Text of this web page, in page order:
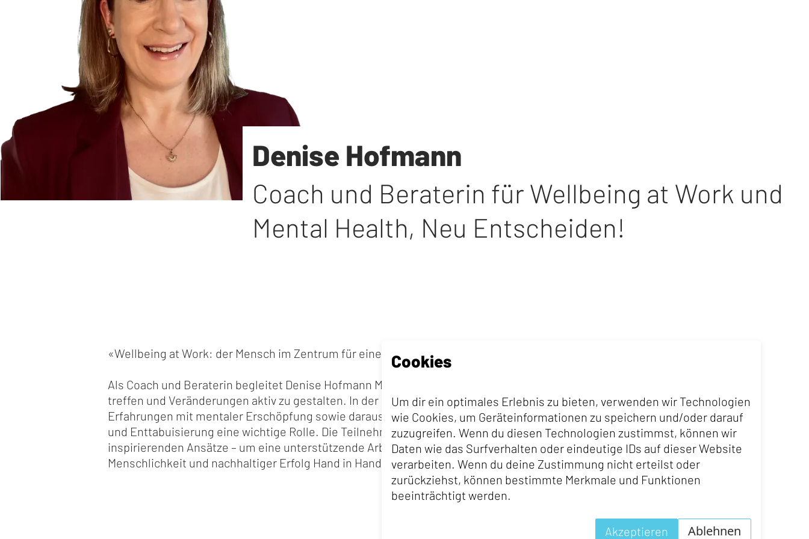
Denise Hofmann
Coach und Beraterin für Wellbeing at Work und
Mental Health, Neu Entscheiden!
«Wellbeing at Work: der Mensch im Zentrum für eine gesunde und nachhaltige Firmenkultur»
Als Coach und Beraterin begleitet Denise Hofmann Menschen und Unternehmen dabei, neue Entscheidungen zu
treffen und Veränderungen aktiv zu gestalten. In der Deep Dive Session der Helsana teilt sie ihre persönlichen
Erfahrungen mit mentaler Erschöpfung sowie daraus gewonnene Erkenntnisse. Dabei spielen Sensibilisierung
und Enttabuisierung eine wichtige Rolle. Die Teilnehmenden erhalten neue Perspektiven, Impulse und
inspirierenden Ansätze – um eine unterstützende Arbeitsumgebung zu schaffen, in der Gesundheit,
Menschlichkeit und nachhaltiger Erfolg Hand in Hand gehen.
Cookies
Um dir ein optimales Erlebnis zu bieten, verwenden wir Technologien
wie Cookies, um Geräteinformationen zu speichern und/oder darauf
zuzugreifen. Wenn du diesen Technologien zustimmst, können wir
Daten wie das Surfverhalten oder eindeutige IDs auf dieser Website
verarbeiten. Wenn du deine Zustimmung nicht erteilst oder
zurückziehst, können bestimmte Merkmale und Funktionen
beeinträchtigt werden.
Ablehnen
Akzeptieren